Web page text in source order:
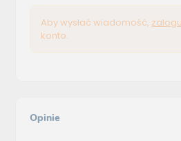
Aby wysłać wiadomość,
konto.
Opinie